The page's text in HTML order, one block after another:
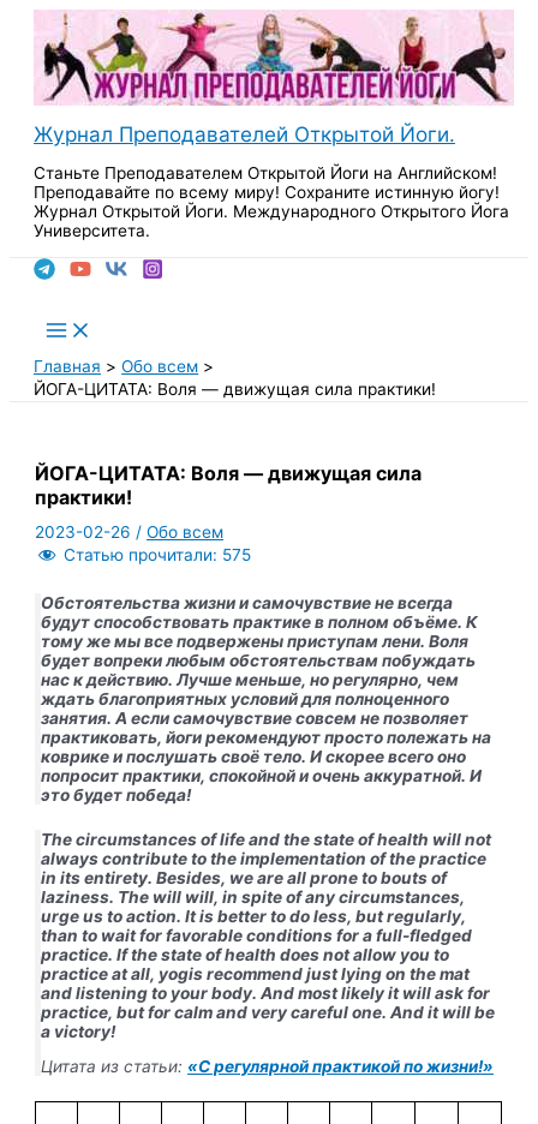
Перейти
содержимому
Журнал Преподавателей Открытой Йоги.
Станьте Преподавателем Открытой Йоги на Английском!
Преподавайте по всему миру! Сохраните истинную йогу!
Журнал Открытой Йоги. Международного Открытого Йога
Университета.
Main
Menu
Главная
Обо всем
ЙОГА-ЦИТАТА: Воля — движущая сила практики!
ЙОГА-ЦИТАТА: Воля — движущая сила
практики!
2023-02-26/Обо всем
Статью прочитали: 575
Обстоятельства жизни и самочувствие не всегда
будут способствовать практике в полном объёме. К
тому же мы все подвержены приступам лени. Воля
будет вопреки любым обстоятельствам побуждать
нас к действию. Лучше меньше, но регулярно, чем
ждать благоприятных условий для полноценного
занятия. А если самочувствие совсем не позволяет
практиковать, йоги рекомендуют просто полежать на
коврике и послушать своё тело. И скорее всего оно
попросит практики, спокойной и очень аккуратной. И
это будет победа!
The circumstances of life and the state of health will not
always contribute to the implementation of the practice
in its entirety. Besides, we are all prone to bouts of
laziness. The will will, in spite of any circumstances,
urge us to action. It is better to do less, but regularly,
than to wait for favorable conditions for a full-fledged
practice. If the state of health does not allow you to
practice at all, yogis recommend just lying on the mat
and listening to your body. And most likely it will ask for
practice, but for calm and very careful one. And it will be
a victory!
Цитата из статьи: «С регулярной практикой по жизни!»